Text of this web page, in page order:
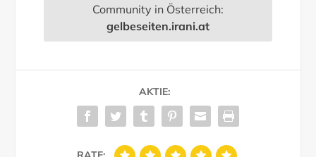
Community in Österreich:
gelbeseiten.irani.at
AKTIE: